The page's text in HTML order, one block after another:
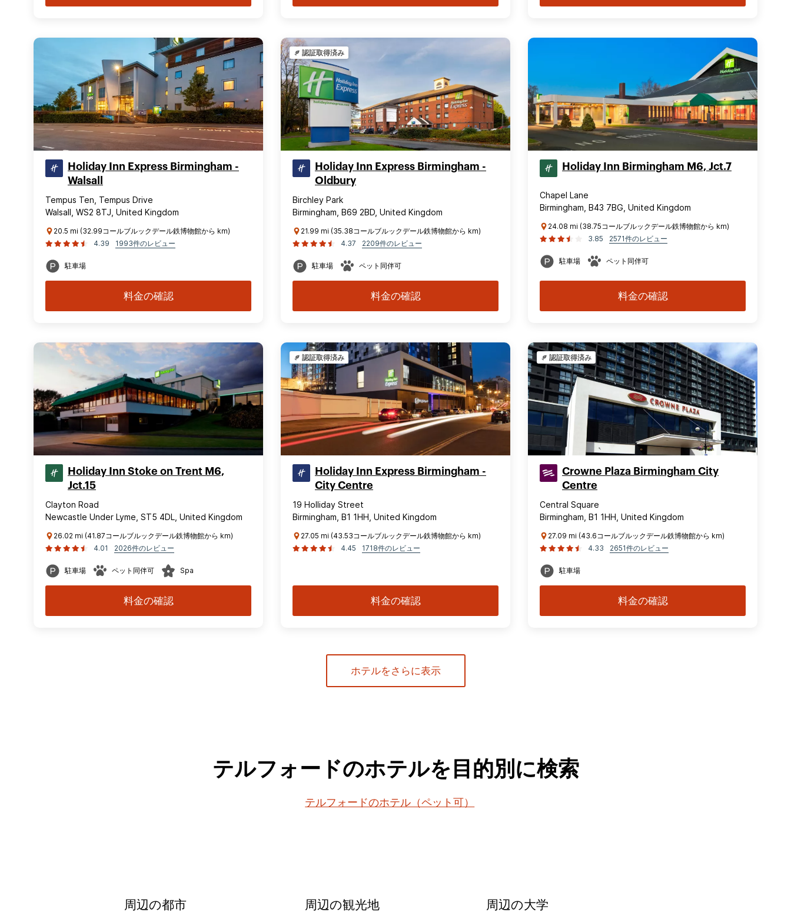
Holiday Inn Express Birmingham -
Walsall
Tempus Ten, Tempus Drive
Walsall, WS2 8TJ, United Kingdom
20.5 mi (32.99コールブルックデール鉄博物館から km)
4.39
1993件のレビュー
駐車場
料金の確認
認証取得済み
Holiday Inn Express Birmingham -
Oldbury
Birchley Park
Birmingham, B69 2BD, United Kingdom
21.99 mi (35.38コールブルックデール鉄博物館から km)
4.37
2209件のレビュー
駐車場 ペット同伴可
料金の確認
Holiday Inn Birmingham M6, Jct.7
Chapel Lane
Birmingham, B43 7BG, United Kingdom
24.08 mi (38.75コールブルックデール鉄博物館から km)
3.85
2571件のレビュー
駐車場 ペット同伴可
料金の確認
Holiday Inn Stoke on Trent M6,
Jct.15
Clayton Road
Newcastle Under Lyme, ST5 4DL, United Kingdom
26.02 mi (41.87コールブルックデール鉄博物館から km)
4.01
2026件のレビュー
駐車場 ペット同伴可 Spa
料金の確認
認証取得済み
Holiday Inn Express Birmingham -
City Centre
19 Holliday Street
Birmingham, B1 1HH, United Kingdom
27.05 mi (43.53コールブルックデール鉄博物館から km)
4.45
1718件のレビュー
料金の確認
認証取得済み
Crowne Plaza Birmingham City
Centre
Central Square
Birmingham, B1 1HH, United Kingdom
27.09 mi (43.6コールブルックデール鉄博物館から km)
4.33
2651件のレビュー
駐車場
料金の確認
ホテルをさらに表示
テルフォードのホテルを目的別に検索
テルフォードのホテル（ペット可）
周辺の都市
周辺の観光地
周辺の大学